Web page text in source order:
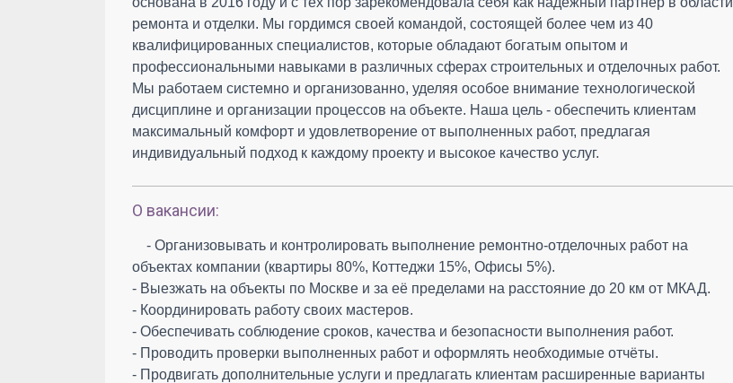
ремонта и отделки. Мы гордимся своей командой, состоящей более чем из 40
квалифицированных специалистов, которые обладают богатым опытом и
профессиональными навыками в различных сферах строительных и отделочных работ.
Мы работаем системно и организованно, уделяя особое внимание технологической
дисциплине и организации процессов на объекте. Наша цель - обеспечить клиентам
максимальный комфорт и удовлетворение от выполненных работ, предлагая
индивидуальный подход к каждому проекту и высокое качество услуг.
О вакансии:
- Организовывать и контролировать выполнение ремонтно-отделочных работ на
объектах компании (квартиры 80%, Коттеджи 15%, Офисы 5%).
- Выезжать на объекты по Москве и за её пределами на расстояние до 20 км от МКАД.
- Координировать работу своих мастеров.
- Обеспечивать соблюдение сроков, качества и безопасности выполнения работ.
- Проводить проверки выполненных работ и оформлять необходимые отчёты.
- Продвигать дополнительные услуги и предлагать клиентам расширенные варианты